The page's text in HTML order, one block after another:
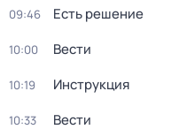
09:46 Есть решение
10:00 Вести
10:19 Инструкция
10:33 Вести